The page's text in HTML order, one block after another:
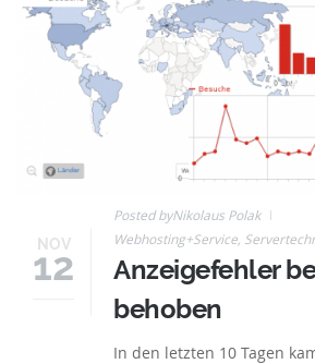
NOV
12
Posted byNikolaus Polak
Webhosting+Service
Anzeigefehler
behoben
In den letzten 10 Tagen